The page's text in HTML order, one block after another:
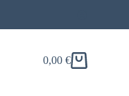
Panier
0,00 €